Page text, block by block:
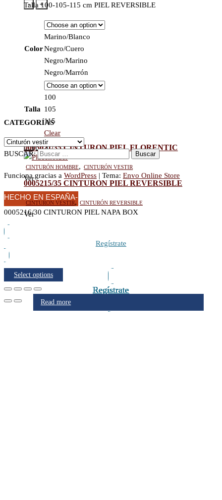
Regístrate
Regístrate
Read more
Regístrate
Regístrate
Read more
Regístrate
- +
0005021/35 CINTURON PIEL FLORENTIC
Cinturón hombre, Cinturón vestir
Regístrate
Read more
Ver
Regístrate
Talla 100-105-115 cm PIEL REVERSIBLE
Color
Marino/Blanco
Negro/Cuero
Negro/Marino
Negro/Marrón
Talla
100
105
115
Clear
- +
0005215/35 CINTURON PIEL REVERSIBLE
Cinturón vestir, Cinturón reversible
Regístrate
Read more
Ver
CATEGORÍAS
BUSCAR:
Funciona gracias a WordPress | Tema: Envo Online Store
HECHO EN ESPAÑA-
PIEL
0005216/30 CINTURON PIEL NAPA BOX
Regístrate
Select options